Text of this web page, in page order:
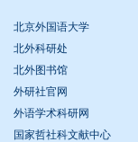
北京外国语大学
北外科研处
北外图书馆
外研社官网
外语学术科研网
国家哲社科文献中心